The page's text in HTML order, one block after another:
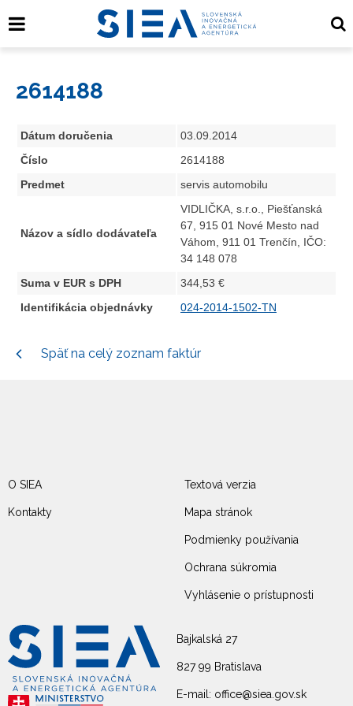
2614188
Dátum doručenia
03.09.2014
Číslo
2614188
Predmet
servis automobilu
Názov a sídlo dodávateľa
VIDLIČKA, s.r.o., Piešťanská
67, 915 01 Nové Mesto nad
Váhom, 911 01 Trenčín, IČO:
34 148 078
Suma v EUR s DPH
344,53 €
Identifikácia objednávky
024-2014-1502-TN
Späť na celý zoznam faktúr
Bajkalská 27
827 99 Bratislava
E-mail: office@siea.gov.sk
O SIEA
Kontakty
Textová verzia
Mapa stránok
Podmienky používania
Ochrana súkromia
Vyhlásenie o prístupnosti